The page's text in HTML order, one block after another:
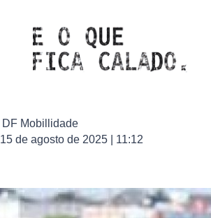
DF Mobillidade
15 de agosto de 2025 | 11:12